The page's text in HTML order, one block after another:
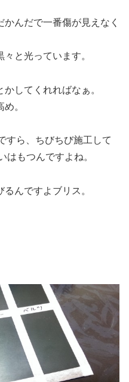
んだで一番傷が見えなく
と光っています。
してくれればなぁ。
。
すら、ちびちび施工して
はもつんですよね。
んですよブリス。